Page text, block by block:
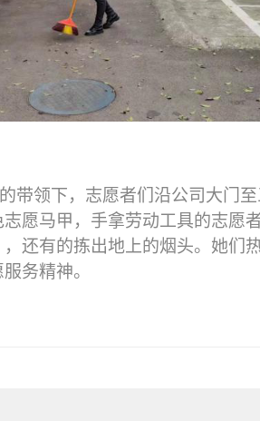
带领下，志愿者们沿公司大门
愿马甲，手拿劳动工具的志愿
还有的拣出地上的烟头。她们
务精神。